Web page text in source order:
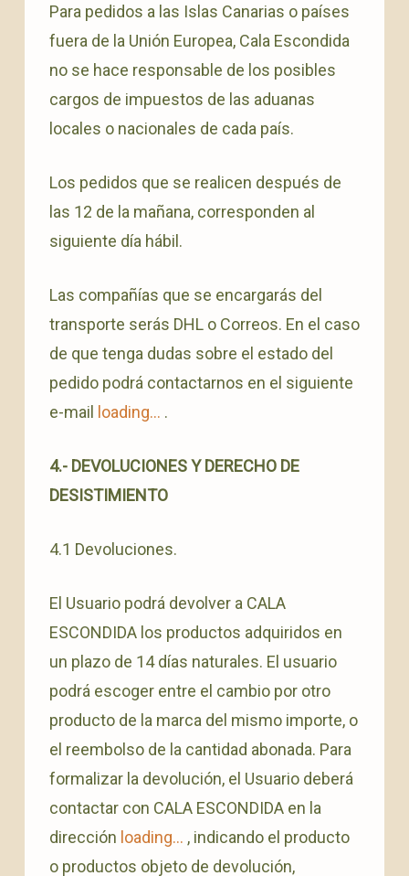
Para pedidos a las Islas Canarias o países
fuera de la Unión Europea, Cala Escondida
no se hace responsable de los posibles
cargos de impuestos de las aduanas
locales o nacionales de cada país.
Los pedidos que se realicen después de
las 12 de la mañana, corresponden al
siguiente día hábil.
Las compañías que se encargarás del
transporte serás DHL o Correos. En el caso
de que tenga dudas sobre el estado del
pedido podrá contactarnos en el siguiente
e-mail
loading... .
4.- DEVOLUCIONES Y DERECHO DE
DESISTIMIENTO
4.1 Devoluciones.
El Usuario podrá devolver a CALA
ESCONDIDA los productos adquiridos en
un plazo de 14 días naturales. El usuario
podrá escoger entre el cambio por otro
producto de la marca del mismo importe, o
el reembolso de la cantidad abonada. Para
formalizar la devolución, el Usuario deberá
contactar con CALA ESCONDIDA en la
dirección loading... , indicando el producto
o productos objeto de devolución,